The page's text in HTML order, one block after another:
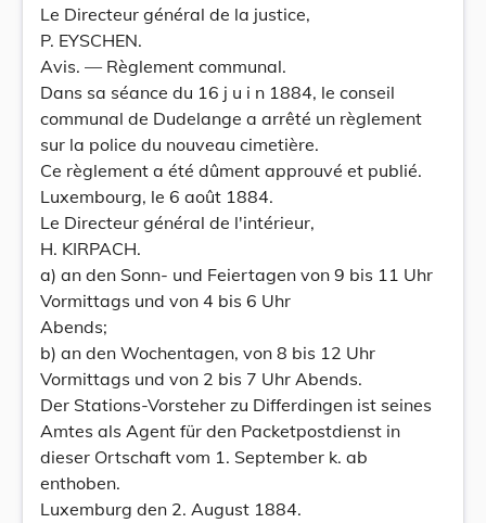
Le Directeur général de la justice,
P. EYSCHEN.
Avis. — Règlement communal.
Dans sa séance du 16 j u i n 1884, le conseil
communal de Dudelange a arrêté un règlement
sur la police du nouveau cimetière.
Ce règlement a été dûment approuvé et publié.
Luxembourg, le 6 août 1884.
Le Directeur général de l'intérieur,
H. KIRPACH.
a) an den Sonn- und Feiertagen von 9 bis 11 Uhr
Vormittags und von 4 bis 6 Uhr
Abends;
b) an den Wochentagen, von 8 bis 12 Uhr
Vormittags und von 2 bis 7 Uhr Abends.
Der Stations-Vorsteher zu Differdingen ist seines
Amtes als Agent für den Packetpostdienst in
dieser Ortschaft vom 1. September k. ab
enthoben.
Luxemburg den 2. August 1884.